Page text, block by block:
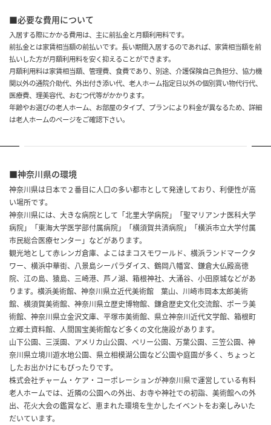
■必要な費用について
入居する際にかかる費用は、主に前払金と月額利用料です。
前払金とは家賃相当額の前払いです。長い期間入居するのであれば、家賃相当額を前
払いした方が月額利用料を安く抑えることができます。
月額利用料は家賃相当額、管理費、食費であり、別途、介護保険自己負担分、協力機
関以外の通院介助代、外出付き添い代、老人ホーム指定日以外の個別買い物代行代、
医療費、理美容代、おむつ代等がかかります。
年齢やお選びの老人ホーム、お部屋のタイプ、プランにより料金が異なるため、詳細
は老人ホームのページをご確認下さい。
■神奈川県の環境
神奈川県は日本で２番目に人口の多い都市として発達しており、利便性が高
い場所です。
神奈川県には、大きな病院として「北里大学病院」「聖マリアンナ医科大学
病院」「東海大学医学部付属病院」「横須賀共済病院」「横浜市立大学付属
市民総合医療センター」などがあります。
観光地として赤レンガ倉庫、よこはまコスモワールド、横浜ランドマークタ
ワー、横浜中華街、八景島シーパラダイス、鶴岡八幡宮、鎌倉大仏殿高徳
院、江の島、猿島、三崎港、芦ノ湖、箱根神社、大涌谷、小田原城などがあ
ります。横浜美術館、神奈川県立近代美術館 葉山、川崎市岡本太郎美術
館、横須賀美術館、神奈川県立歴史博物館、鎌倉歴史文化交流館、ポーラ美
術館、神奈川県立金沢文庫、平塚市美術館、県立神奈川近代文学館、箱根町
立郷土資料館、人間国宝美術館など多くの文化施設があります。
山下公園、三渓園、アメリカ山公園、ペリー公園、万葉公園、三笠公園、神
奈川県立境川遊水地公園、県立相模湖公園など公園や庭園が多く、ちょっと
したお出かけにもぴったりです。
株式会社チャーム・ケア・コーポレーションが神奈川県で運営している有料
老人ホームでは、近隣の公園への外出、お寺や神社での初詣、美術館への外
出、花火大会の鑑賞など、恵まれた環境を生かしたイベントをお楽しみいた
だいています。